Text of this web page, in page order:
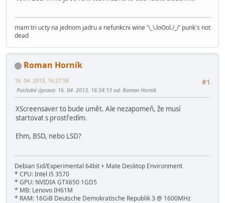
mam tri ucty na jednom jadru a nefunkcni wine '\_\.loOol./_/' punk's not
dead
Roman Horník
#1
16. 04. 2013, 16:27:58
Poslední úprava: 16. 04. 2013, 16:34:13 od: Roman Horník
XScreensaver to bude umět. Ale nezapomeň, že musí
startovat s prostředím.
Ehm, BSD, nebo LSD?
Debian Sid/Experimental 64bit + Mate Desktop Environment
* CPU: Intel i5 3570
* GPU: NVIDIA GTX650 1GD5
* MB: Lenovo IH61M
* RAM: 16GiB Deutsche Demokratische Republik 3 @ 1600MHz